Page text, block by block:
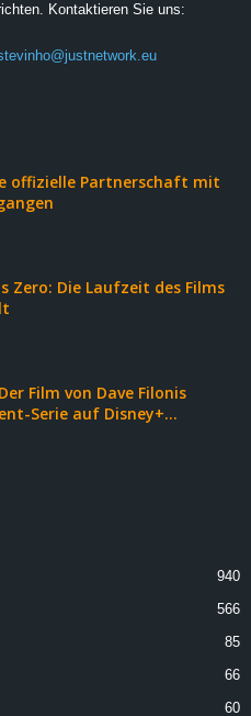
Kontaktieren Sie uns:
offizielle Partnerschaft mit
Zero: Die Laufzeit des Films
Film von Dave Filonis
Serie auf Disney+...
940
566
85
66
60